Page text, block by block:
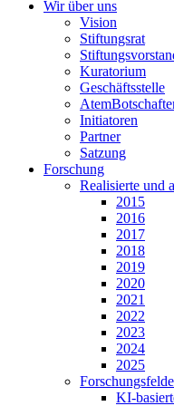
Wir über uns
Vision
Stiftungsrat
Kuratorium
Geschäftsstelle
Initiatoren
Partner
Satzung
Forschung
Realisierte und
2015
2016
2017
2018
2019
2020
2021
2022
2023
2024
2025
KI-